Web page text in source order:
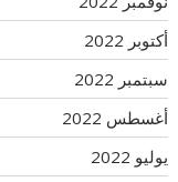
أكتوبر 2022
سبتمبر 2022
أغسطس 2022
يوليو 2022